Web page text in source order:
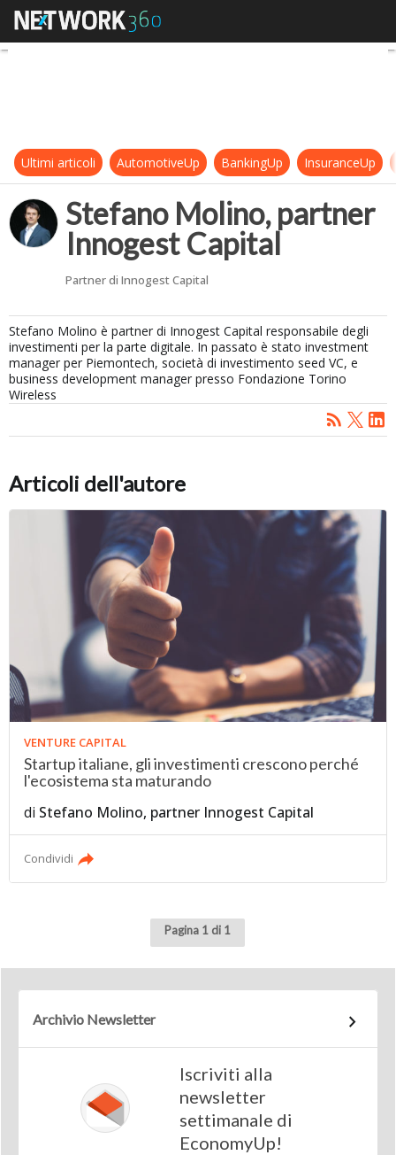
Stefano Molino, partner Innogest
Ultimi articoli AutomotiveUp BankingUp InsuranceUp
Stefano Molino, partner
Innogest Capital
Partner di Innogest Capital
Stefano Molino è partner di Innogest Capital responsabile degli
investimenti per la parte digitale. In passato è stato investment
manager per Piemontech, società di investimento seed VC, e
business development manager presso Fondazione Torino
Wireless
Articoli dell'autore
VENTURE CAPITAL
Startup italiane, gli investimenti crescono perché
l'ecosistema sta maturando
di Stefano Molino, partner Innogest Capital
Condividi
Pagina 1 di 1
Archivio Newsletter
Iscriviti alla
newsletter
settimanale di
EconomyUp!